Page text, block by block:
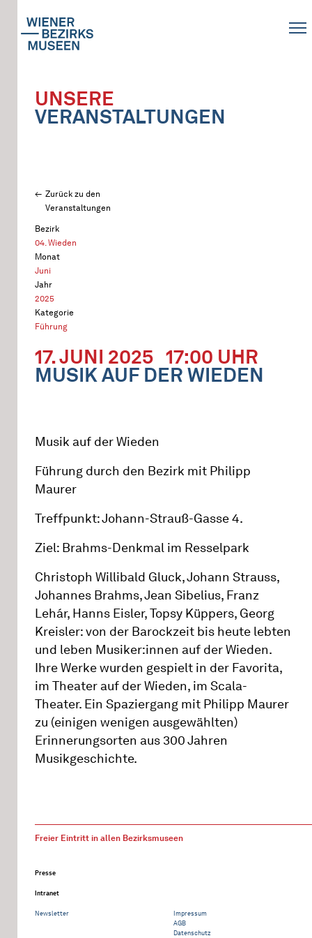
UNSERE
VERANSTALTUNGEN
Zurück zu den
Veranstaltungen
Bezirk
04. Wieden
Monat
Juni
Jahr
2025
Kategorie
Führung
17. JUNI 2025 17:00 UHR
MUSIK AUF DER WIEDEN
Musik auf der Wieden
Führung durch den Bezirk mit Philipp
Maurer
Treffpunkt: Johann-Strauß-Gasse 4.
Ziel: Brahms-Denkmal im Resselpark
Christoph Willibald Gluck, Johann Strauss,
Johannes Brahms, Jean Sibelius, Franz
Lehár, Hanns Eisler, Topsy Küppers, Georg
Kreisler: von der Barockzeit bis heute lebten
und leben Musiker:innen auf der Wieden.
Ihre Werke wurden gespielt in der Favorita,
im Theater auf der Wieden, im Scala-
Theater. Ein Spaziergang mit Philipp Maurer
zu (einigen wenigen ausgewählten)
Erinnerungsorten aus 300 Jahren
Musikgeschichte.
Freier Eintritt in allen Bezirksmuseen
Presse
Intranet
Newsletter
Impressum
AGB
Datenschutz